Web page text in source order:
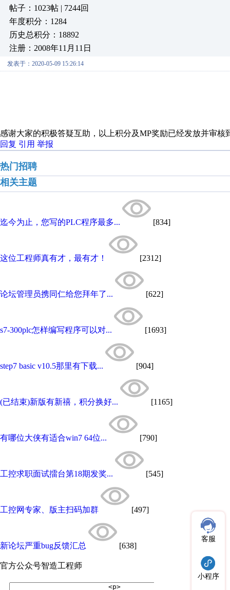
帖子：1023帖 | 7244回
年度积分：1284
历史总积分：18892
注册：2008年11月11日
发表于：2020-05-09 15:26:14
感谢大家的积极答疑互助，以上积分及MP奖励已经发放并审核
回复 引用 举报
热门招聘
相关主题
迄今为止，您写的PLC程序最多... [834]
这位工程师真有才，最有才！ [2312]
论坛管理员携同仁给您拜年了... [622]
s7-300plc怎样编写程序可以对... [1693]
step7 basic v10.5那里有下载... [904]
(已结束)新版有新禧，积分换好... [1165]
有哪位大侠有适合win7 64位... [790]
工控求职面试擂台第18期发奖... [545]
工控网专家、版主扫码加群 [497]
新论坛严重bug反馈汇总 [638]
官方公众号智造工程师
客服
小程序